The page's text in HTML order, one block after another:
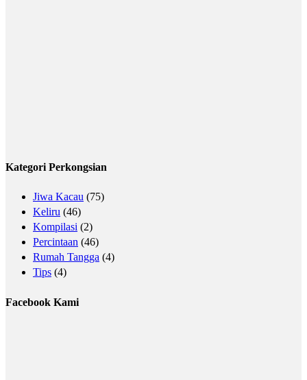
Kategori Perkongsian
Jiwa Kacau (75)
Keliru (46)
Kompilasi (2)
Percintaan (46)
Rumah Tangga (4)
Tips (4)
Facebook Kami